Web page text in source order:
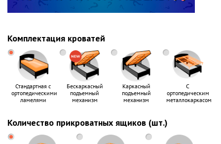
Комплектация кроватей
Стандартная с
ортопедическими
ламелями
Бескаркасный
подъемный
механизм
Каркасный
подъемный
механизм
С
ортопедическим
металлокаркасом
Количество прикроватных ящиков (шт.)